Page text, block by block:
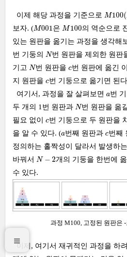
이제 해당 과정을 기준으로 M100(
M100(
보자. (M001
M001 은 M100
M100 의 역순으로
있는 원판을 옮기는 과정을 생각해
번 기둥의 N
N번 원판을 제외한 원판
기고 N
N번 원판을c
c번 원판에 옮긴
지 원판을 c
c번 기둥으로 옮기면 된
여기서, 과정을 잘 살펴보면 a
a번
두 개의 1번 원판과 N
N번 원판을 옮
필요 없이 c
c번 기둥으로 두 원판을
을 알 수 있다. (a
a번째 원판과 c
c번째
정의하는 홀짝성이 달라서 발생하
바꿔서 N − 2
N−
개의 기둥을 한번에
수 있다.
과정 M100, 고정된 원판은
이제, 여기서 재귀적인 과정을 하